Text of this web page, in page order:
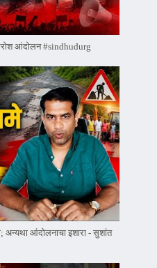
आंदोलन #sindhudurg
अन्यथा आंदोलनाचा इशारा - सुशांत